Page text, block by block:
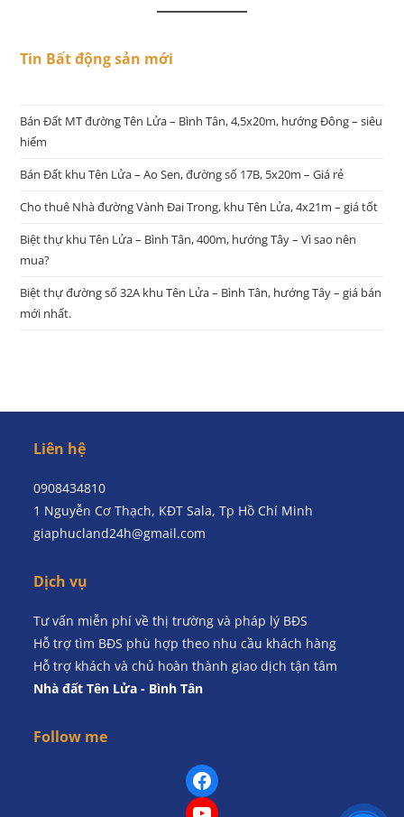
Tin Bất động sản mới
Bán Đất MT đường Tên Lửa – Bình Tân, 4,5x20m, hướng Đông – siêu
hiếm
Bán Đất khu Tên Lửa – Ao Sen, đường số 17B, 5x20m – Giá rẻ
Cho thuê Nhà đường Vành Đai Trong, khu Tên Lửa, 4x21m – giá tốt
Biệt thự khu Tên Lửa – Bình Tân, 400m, hướng Tây – Vì sao nên
mua?
Biệt thự đường số 32A khu Tên Lửa – Bình Tân, hướng Tây – giá bán
mới nhất.
Liên hệ
0908434810
1 Nguyễn Cơ Thạch, KĐT Sala, Tp Hồ Chí Minh
giaphucland24h@gmail.com
Dịch vụ
Tư vấn miễn phí về thị trường và pháp lý BĐS
Hỗ trợ tìm BĐS phù hợp theo nhu cầu khách hàng
Hỗ trợ khách và chủ hoàn thành giao dịch tận tâm
Nhà đất Tên Lửa - Bình Tân
Follow me
Facebook
YouTube